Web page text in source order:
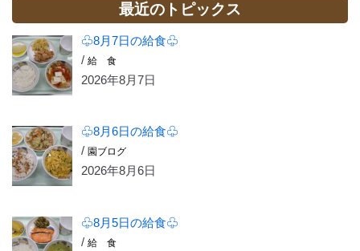
最近のトピックス
♧8月7日の給食♧
/給 食
2026年8月7日
♧8月6日の給食♧
/園ブログ
2026年8月6日
♧8月5日の給食♧
/給 食